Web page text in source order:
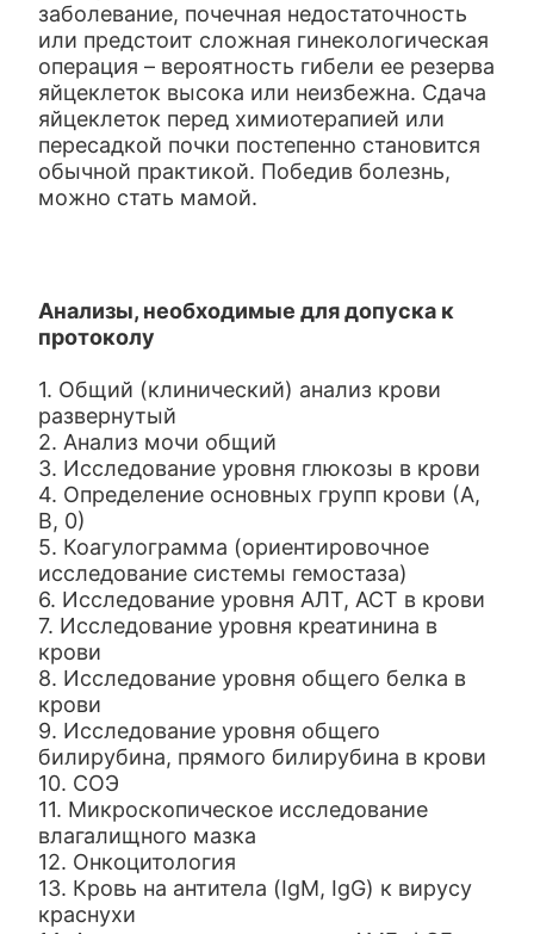
заболевание, почечная недостаточность
или предстоит сложная гинекологическая
операция – вероятность гибели ее резерва
яйцеклеток высока или неизбежна. Сдача
яйцеклеток перед химиотерапией или
пересадкой почки постепенно становится
обычной практикой. Победив болезнь,
можно стать мамой.
Анализы, необходимые для допуска к
протоколу
1. Общий (клинический) анализ крови
развернутый
2. Анализ мочи общий
3. Исследование уровня глюкозы в крови
4. Определение основных групп крови (А,
В, 0)
5. Коагулограмма (ориентировочное
исследование системы гемостаза)
6. Исследование уровня АЛТ, АСТ в крови
7. Исследование уровня креатинина в
крови
8. Исследование уровня общего белка в
крови
9. Исследование уровня общего
билирубина, прямого билирубина в крови
10. СОЭ
11. Микроскопическое исследование
влагалищного мазка
12. Онкоцитология
13. Кровь на антитела (IgM, IgG) к вирусу
краснухи